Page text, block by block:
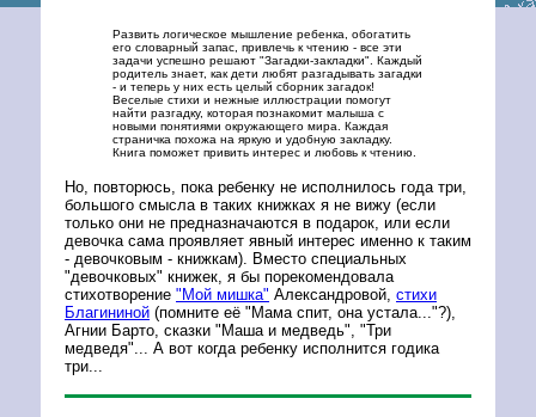
Развить логическое мышление ребенка, обогатить
его словарный запас, привлечь к чтению - все эти
задачи успешно решают "Загадки-закладки". Каждый
родитель знает, как дети любят разгадывать загадки
- и теперь у них есть целый сборник загадок!
Веселые стихи и нежные иллюстрации помогут
найти разгадку, которая познакомит малыша с
новыми понятиями окружающего мира. Каждая
страничка похожа на яркую и удобную закладку.
Книга поможет привить интерес и любовь к чтению.
Но, повторюсь, пока ребенку не исполнилось года три,
большого смысла в таких книжках я не вижу (если
только они не предназначаются в подарок, или если
девочка сама проявляет явный интерес именно к таким
- девочковым - книжкам). Вместо специальных
"девочковых" книжек, я бы порекомендовала
стихотворение "Мой мишка" Александровой, стихи
Благининой (помните её "Мама спит, она устала..."?),
Агнии Барто, сказки "Маша и медведь", "Три
медведя"... А вот когда ребенку исполнится годика
три...